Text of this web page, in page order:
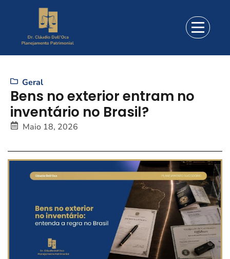
Geral
Bens no exterior entram no
inventário no Brasil?
Maio 18, 2026